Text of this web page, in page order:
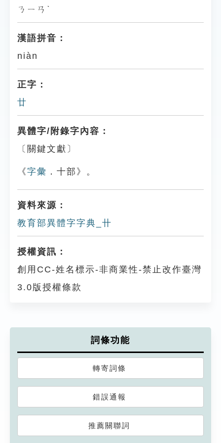
ㄋㄧㄢˋ
漢語拼音：
niàn
正字：
廿
異體字/附錄字內容：
〔關鍵文獻〕
《字彙 ．十部》。
資料來源：
教育部異體字字典_卄
授權資訊：
創用CC-姓名標示-非商業性-禁止改作臺灣
3.0版授權條款
詞條功能
轉寄詞條
錯誤通報
推薦關聯詞